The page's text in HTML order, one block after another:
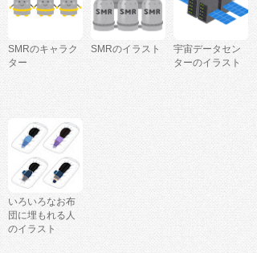
SMRのキャラク
ター
SMRのイラスト
宇宙データセン
ターのイラスト
いろいろなお布
団に埋もれる人
のイラスト